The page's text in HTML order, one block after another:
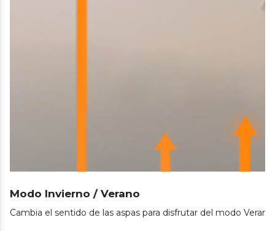
Modo Invierno / Verano
Cambia el sentido de las aspas para disfrutar del modo